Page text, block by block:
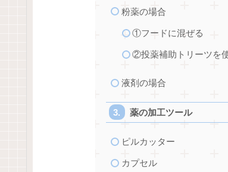
粉薬の場合
①フードに混ぜる
②投薬補助トリーツを
液剤の場合
薬の加工ツール
ピルカッター
カプセル